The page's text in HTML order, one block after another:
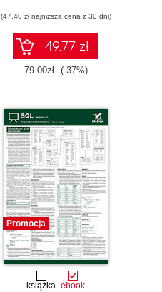
(47,40 zł najniższa cena z 30 dni)
49.77 zł
79.00zł (-37%)
Promocja
książka ebook